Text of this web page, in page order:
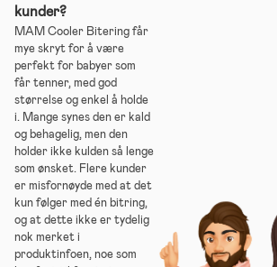
kunder?
MAM Cooler Bitering får
mye skryt for å være
perfekt for babyer som
får tenner, med god
størrelse og enkel å holde
i. Mange synes den er kald
og behagelig, men den
holder ikke kulden så lenge
som ønsket. Flere kunder
er misfornøyde med at det
kun følger med én bitring,
og at dette ikke er tydelig
nok merket i
produktinfoen, noe som